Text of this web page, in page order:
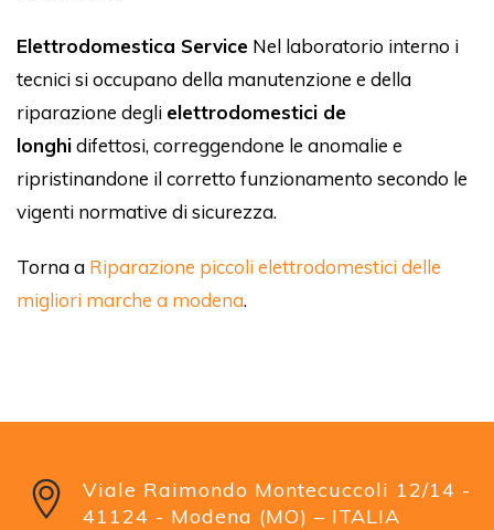
Elettrodomestica Service Nel laboratorio interno i
tecnici si occupano della manutenzione e della
riparazione degli elettrodomestici de
longhidifettosi, correggendone le anomalie e
ripristinandone il corretto funzionamento secondo le
vigenti normative di sicurezza.
Torna a Riparazione piccoli elettrodomestici delle
migliori marche a modena.
Viale Raimondo Montecuccoli 12/14 -
41124 - Modena (MO) – ITALIA